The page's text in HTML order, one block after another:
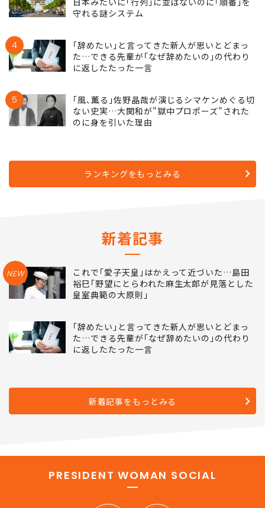
守れる謎システム
4
｢辞めたい｣と言ってきた新人が思いとどまっ
た…できる先輩が｢なぜ辞めたいの｣の代わり
に返したたった一言
5
｢風､薫る｣佐野晶哉が演じるシマケンめぐる切
ない史実…大関和が"獄中プロポーズ"された
のに身を引いた理由
ランキングをもっとみる
新着記事
NEW
これで｢愛子天皇｣はかえって近づいた…島田
裕巳｢野望にとらわれた麻生太郎が見落とした
皇室典範の大原則｣
｢辞めたい｣と言ってきた新人が思いとどまっ
た…できる先輩が｢なぜ辞めたいの｣の代わり
に返したたった一言
新着記事をもっとみる
PRESIDENT WOMAN SOCIAL